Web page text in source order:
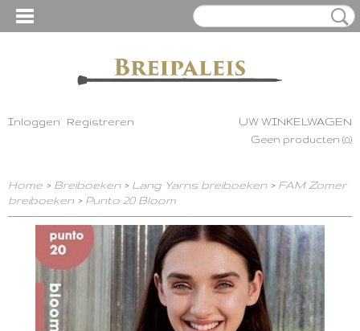
Inloggen Registreren UW WINKELWAGEN
Geen producten (0)
Home > Breiboeken > Lang Yarns breiboeken > FAM Zomer
breiboeken > Punto 20 Bloom